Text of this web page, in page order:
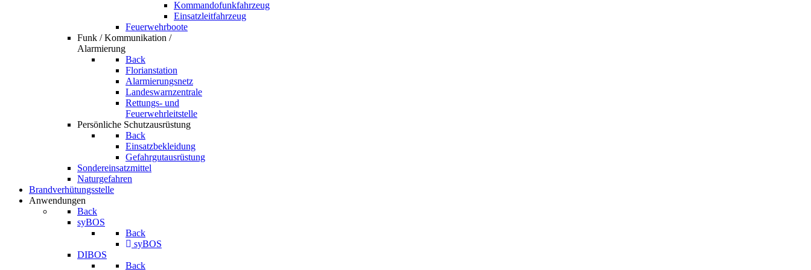
Kommandofunkfahrzeug
Einsatzleitfahrzeug
Feuerwehrboote
Funk / Kommunikation /
Alarmierung
Back
Florianstation
Alarmierungsnetz
Landeswarnzentrale
Rettungs- und
Feuerwehrleitstelle
Persönliche Schutzausrüstung
Back
Einsatzbekleidung
Gefahrgutausrüstung
Sondereinsatzmittel
Naturgefahren
Brandverhütungsstelle
Anwendungen
Back
syBOS
Back
syBOS
DIBOS
Back